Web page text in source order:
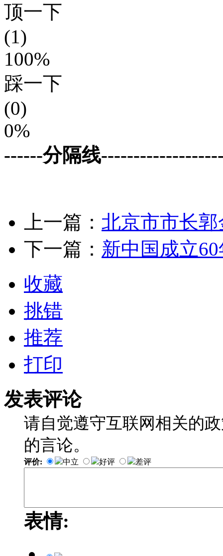
顶一下
(1)
100%
踩一下
(0)
0%
------分隔线
上一篇： 北京市市长
下一篇： 新中国成立
收藏
挑错
推荐
打印
发表评论
请自觉遵守互联网相关的
的言论。
评价: 中立 好评 差评
表情: